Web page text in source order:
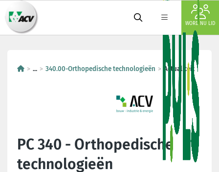
WORD NU LID
... 340.00-Orthopedische technologieën Actualiteit
PC 340 - Orthopedische
technologieën